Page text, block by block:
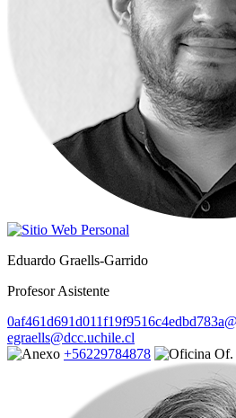
Eduardo Graells-Garrido
Profesor Asistente
egraells@dcc.uchile.cl
+56229784878
Of.